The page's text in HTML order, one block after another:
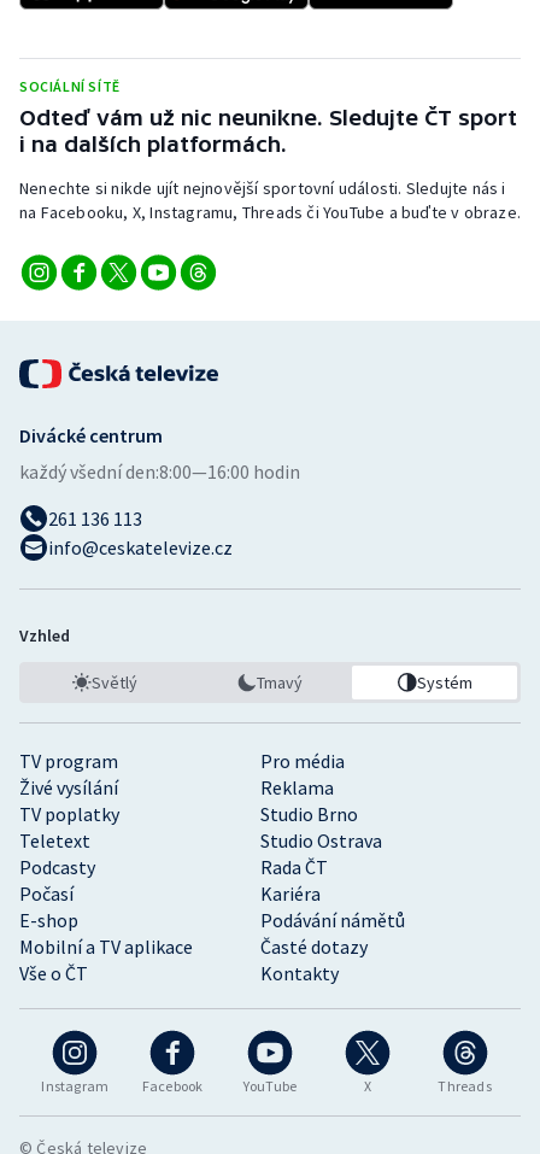
Stolní tenis
Triatlon
Veslování
Vodní slalom
Volejbal
Ostatní
SOCIÁLNÍ SÍTĚ
Odteď vám už nic neunikne. Sledujte ČT sport
i na dalších platformách.
Nenechte si nikde ujít nejnovější sportovní události. Sledujte nás i
na Facebooku, X, Instagramu, Threads či YouTube a buďte v obraze.
Instagram Facebook YouTube X Threads
TV program
Pro média
Živé vysílání
Reklama
TV poplatky
Studio Brno
Teletext
Studio Ostrava
Podcasty
Rada ČT
Počasí
Kariéra
E-shop
Podávání námětů
Mobilní a TV aplikace
Časté dotazy
Vše o ČT
Kontakty
Divácké centrum
každý všední den:8:00—16:00 hodin
261 136 113
info@ceskatelevize.cz
Vzhled
Světlý Tmavý Systém
© Česká televize